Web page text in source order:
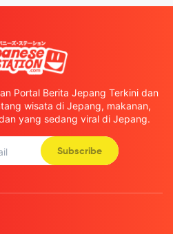
Portal Berita Jepang Terkini dan
wisata di Jepang, makanan,
yang sedang viral di Jepang.
Subscribe